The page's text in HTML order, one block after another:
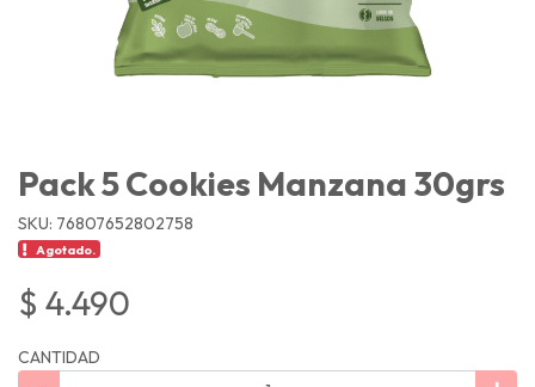
Pack 5 Cookies Manzana 30grs
SKU: 76807652802758
Agotado.
$ 4.490
CANTIDAD